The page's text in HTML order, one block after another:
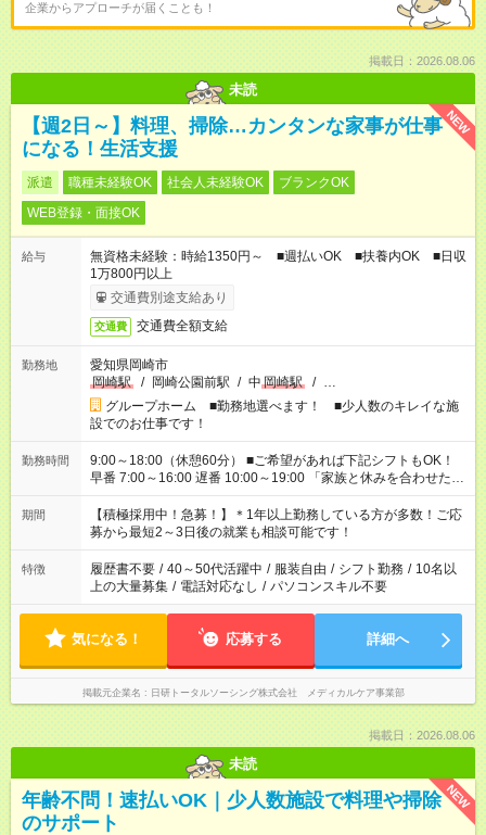
企業からアプローチが届くことも！
掲載日：2026.08.06
未読
NEW
【週2日～】料理、掃除…カンタンな家事が仕事
になる！生活支援
派遣 職種未経験OK 社会人未経験OK
ブランクOK
WEB登録・面接OK
給与
無資格未経験：時給1350円～ ■週払いOK ■扶養内OK ■日収
1万800円以上
交通費別途支給あり
交通費 交通費全額支給
勤務地
愛知県岡崎市
岡崎駅
/ 岡崎公園前駅 / 中 岡崎駅 / …
グループホーム ■勤務地選べます！ ■少人数のキレイな施
設でのお仕事です！
勤務時間
9:00～18:00（休憩60分） ■ご希望があれば下記シフトもOK！
早番 7:00～16:00 遅番 10:00～19:00 「家族と休みを合わせた
い」 「余裕を持って夕飯の準備がしたい」 「できれば残業はし
たくない」 など、ご希望を教えてくださいね。 ※Wワーク希望
の方へ 今ご覧のお仕事で希望する勤務時間と、もう1つのお仕事
の勤務時間。 合計で週40時間を超える場合は応募できません。
期間
【積極採用中！急募！】＊1年以上勤務している方が多数！ご応
募から最短2～3日後の就業も相談可能です！
特徴 履歴書不要 / 40～50代活躍中 / 服装自由 / シフト勤務 / 10名以
上の大量募集 / 電話対応なし / パソコンスキル不要
気になる！ 応募する 詳細へ
掲載元企業名 日研トータルソーシング株式会社 メディカルケア事業部
掲載日：2026.08.06
未読
NEW
年齢不問！速払いOK｜少人数施設で料理や掃除
のサポート